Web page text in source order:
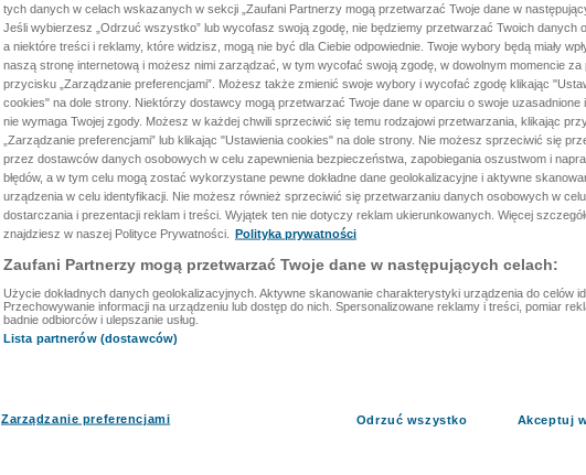
tych danych w celach wskazanych w sekcji „Zaufani Partnerzy mogą przetwarzać Twoje dane w
Jeśli wybierzesz „Odrzuć wszystko” lub wycofasz swoją zgodę, nie będziemy przetwarzać Twoich danych
a niektóre treści i reklamy, które widzisz, mogą nie być dla Ciebie odpowiednie. Twoje wybory będą miały
naszą stronę internetową i możesz nimi zarządzać, w tym wycofać swoją zgodę, w dowolnym momencie za
przycisku „Zarządzanie preferencjami”. Możesz także zmienić swoje wybory i wycofać zgodę klikając
cookies" na dole strony. Niektórzy dostawcy mogą przetwarzać Twoje dane w oparciu o swoje uzasadnione
nie wymaga Twojej zgody. Możesz w każdej chwili sprzeciwić się temu rodzajowi przetwarzania, klikając
„Zarządzanie preferencjami” lub klikając "Ustawienia cookies" na dole strony. Nie możesz sprzeciwić się
przez dostawców danych osobowych w celu zapewnienia bezpieczeństwa, zapobiegania oszustwom i
błędów, a w tym celu mogą zostać wykorzystane pewne dokładne dane geolokalizacyjne i aktywne
urządzenia w celu identyfikacji. Nie możesz również sprzeciwić się przetwarzaniu danych osobowych w celu
dostarczania i prezentacji reklam i treści. Wyjątek ten nie dotyczy reklam ukierunkowanych. Więcej
znajdziesz w naszej Polityce Prywatności.
Polityka prywatności
Zaufani Partnerzy mogą przetwarzać Twoje dane w następujących celach:
Użycie dokładnych danych geolokalizacyjnych. Aktywne skanowanie charakterystyki urządzenia do celów
Przechowywanie informacji na urządzeniu lub dostęp do nich. Spersonalizowane reklamy i treści, pomiar
badnie odbiorców i ulepszanie usług.
Lista partnerów (dostawców)
Zarządzanie preferencjami Odrzuć wszystko Akceptuj